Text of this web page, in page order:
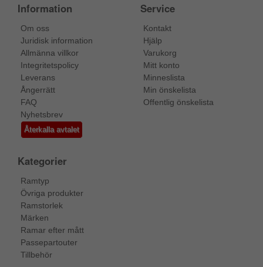
Information
Om oss
Juridisk information
Allmänna villkor
Integritetspolicy
Leverans
Ångerrätt
FAQ
Nyhetsbrev
Återkalla avtalet
Service
Kontakt
Hjälp
Varukorg
Mitt konto
Minneslista
Min önskelista
Offentlig önskelista
Kategorier
Ramtyp
Övriga produkter
Ramstorlek
Märken
Ramar efter mått
Passepartouter
Tillbehör